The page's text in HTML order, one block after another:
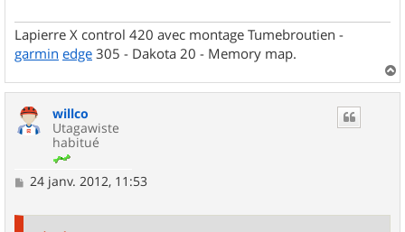
Lapierre X control 420 avec montage Tumebroutien -
garmin edge 305 - Dakota 20 - Memory map.
a
willco
Utagawiste
habitué
M
24 janv. 2012, 11:53